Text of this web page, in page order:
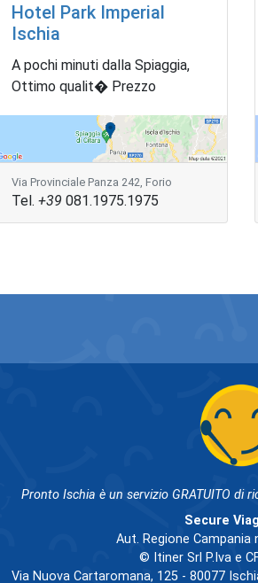
Hotel Park Imperial
Ischia
A pochi minuti dalla Spiaggia,
Ottimo qualit� Prezzo
Via Provinciale Panza 242, Forio
Tel. +39 081.1975.1975
Pronto Ischia è un servizio GRATUITO di
Secure
Aut. Regione Campania
© Itiner Srl P.Iva e
Via Nuova Cartaromana, 125 - 80077